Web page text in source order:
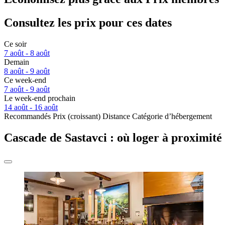
Consultez les prix pour ces dates
Ce soir
7 août - 8 août
Demain
8 août - 9 août
Ce week-end
7 août - 9 août
Le week-end prochain
14 août - 16 août
Recommandés Prix (croissant) Distance Catégorie d’hébergement
Cascade de Sastavci : où loger à proximité